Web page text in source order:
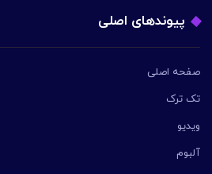
پیوندهای اصلی
صفحه اصلی
تک ترک
ویدیو
آلبوم